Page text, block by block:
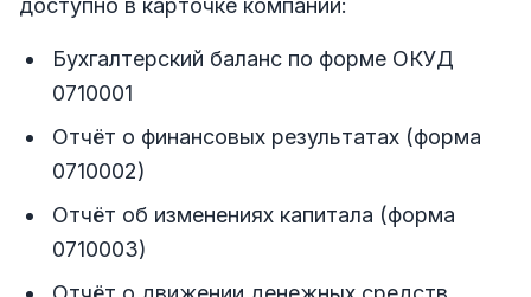
доступно в карточке компании:
Бухгалтерский баланс по форме ОКУД
0710001
Отчёт о финансовых результатах (форма
0710002)
Отчёт об изменениях капитала (форма
0710003)